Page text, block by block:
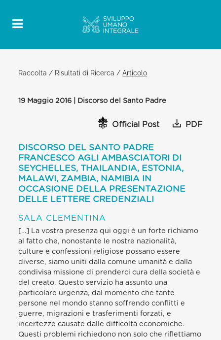
Raccolta / Risultati di Ricerca /Articolo
19 Maggio 2016 | Discorso del Santo Padre
Official Post PDF
DISCORSO DEL SANTO PADRE
FRANCESCO AGLI AMBASCIATORI DI
SEYCHELLES, THAILANDIA, ESTONIA,
MALAWI, ZAMBIA, NAMIBIA IN
OCCASIONE DELLA PRESENTAZIONE
DELLE LETTERE CREDENZIALI
SALA CLEMENTINA
[…] La vostra presenza qui oggi è un forte richiamo
al fatto che, nonostante le nostre nazionalità,
culture e confessioni religiose possano essere
diverse, siamo uniti dalla comune umanità e dalla
condivisa missione di prenderci cura della società e
del creato. Questo servizio ha assunto una
particolare urgenza, dal momento che tante
persone nel mondo stanno soffrendo conflitti e
guerre, migrazioni e trasferimenti forzati, e
incertezze causate dalle difficoltà economiche.
Questi problemi richiedono non solo che riflettiamo